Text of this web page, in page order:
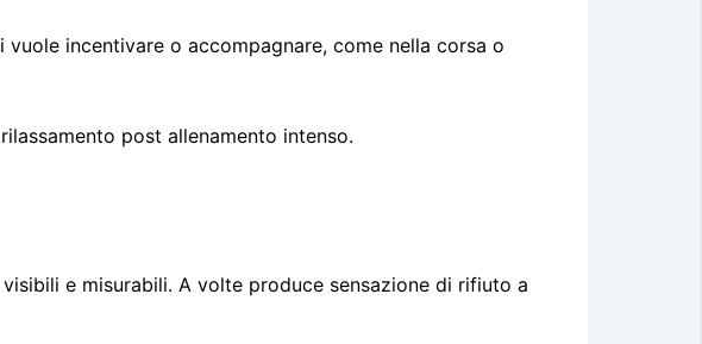
incentivare o accompagnare, come nella corsa o
post allenamento intenso.
e misurabili. A volte produce sensazione di rifiuto a